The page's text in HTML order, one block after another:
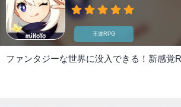
王道RPG
ファンタジーな世界に没入できる！新感覚